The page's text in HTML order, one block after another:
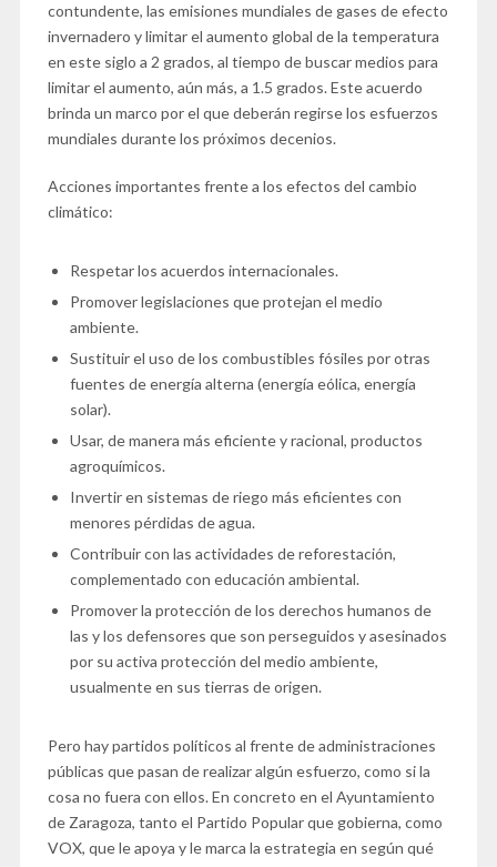
contundente, las emisiones mundiales de gases de efecto
invernadero y limitar el aumento global de la temperatura
en este siglo a 2 grados, al tiempo de buscar medios para
limitar el aumento, aún más, a 1.5 grados. Este acuerdo
brinda un marco por el que deberán regirse los esfuerzos
mundiales durante los próximos decenios.
Acciones importantes frente a los efectos del cambio
climático:
Respetar los acuerdos internacionales.
Promover legislaciones que protejan el medio
ambiente.
Sustituir el uso de los combustibles fósiles por otras
fuentes de energía alterna (energía eólica, energía
solar).
Usar, de manera más eficiente y racional, productos
agroquímicos.
Invertir en sistemas de riego más eficientes con
menores pérdidas de agua.
Contribuir con las actividades de reforestación,
complementado con educación ambiental.
Promover la protección de los derechos humanos de
las y los defensores que son perseguidos y asesinados
por su activa protección del medio ambiente,
usualmente en sus tierras de origen.
Pero hay partidos políticos al frente de administraciones
públicas que pasan de realizar algún esfuerzo, como si la
cosa no fuera con ellos. En concreto en el Ayuntamiento
de Zaragoza, tanto el Partido Popular que gobierna, como
VOX, que le apoya y le marca la estrategia en según qué